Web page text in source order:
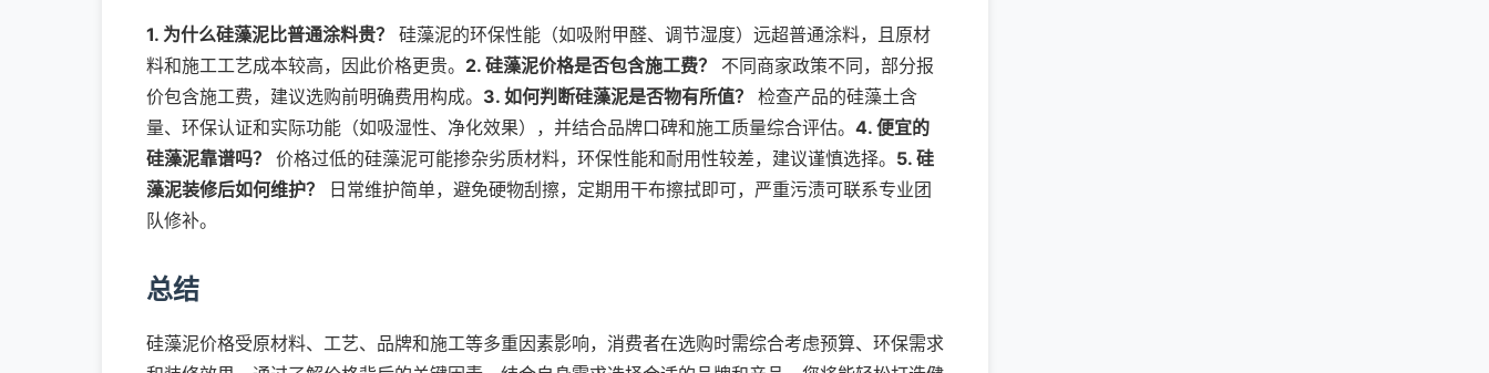
1. 为什么硅藻泥比普通涂料贵？
硅藻泥的环保性能（如吸附甲醛、调节湿度）远超普通涂料，且原材
料和施工工艺成本较高，因此价格更贵。 2. 硅藻泥价格是否包含施工费？
不同商家政策不同，部分报
价包含施工费，建议选购前明确费用构成。 3. 如何判断硅藻泥是否物有所值？
检查产品的硅藻土含
量、环保认证和实际功能（如吸湿性、净化效果），并结合品牌口碑和施工质量综合评估。 4. 便宜的
硅藻泥靠谱吗？
价格过低的硅藻泥可能掺杂劣质材料，环保性能和耐用性较差，建议谨慎选择。 5. 硅
藻泥装修后如何维护？
日常维护简单，避免硬物刮擦，定期用干布擦拭即可，严重污渍可联系专业团
队修补。
总结
硅藻泥价格受原材料、工艺、品牌和施工等多重因素影响，消费者在选购时需综合考虑预算、环保需求